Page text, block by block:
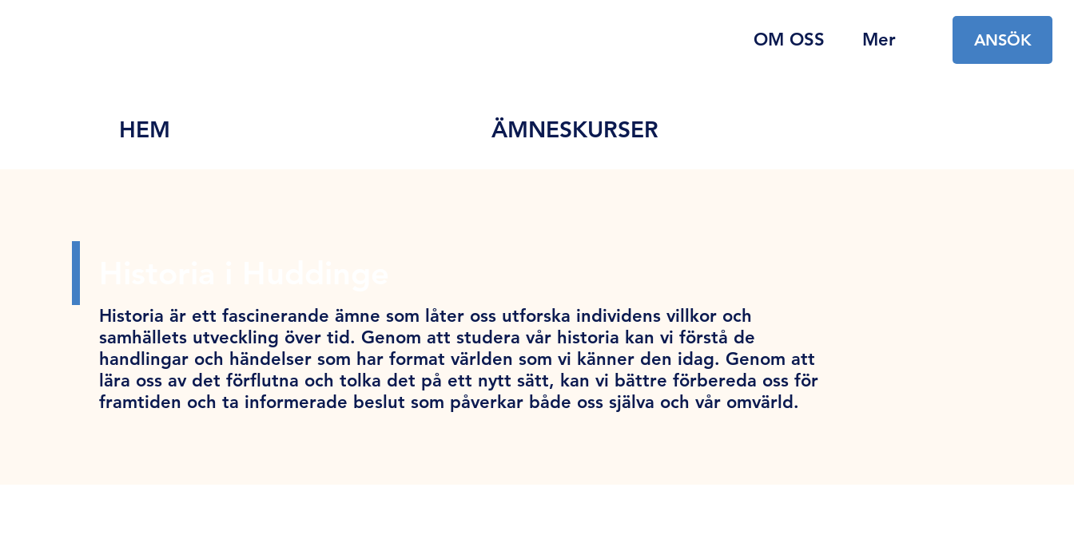
OM OSS Mer ANSÖK
HEM ÄMNESKURSER
Historia är ett fascinerande ämne som låter oss utforska individens villkor och
samhällets utveckling över tid. Genom att studera vår historia kan vi förstå de
handlingar och händelser som har format världen som vi känner den idag. Genom att
lära oss av det förflutna och tolka det på ett nytt sätt, kan vi bättre förbereda oss för
framtiden och ta informerade beslut som påverkar både oss själva och vår omvärld.